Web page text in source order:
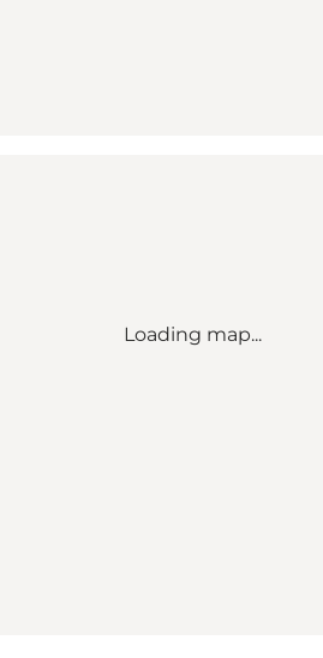
Loading map...